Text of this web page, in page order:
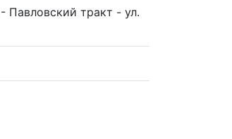
Павловский тракт - ул.